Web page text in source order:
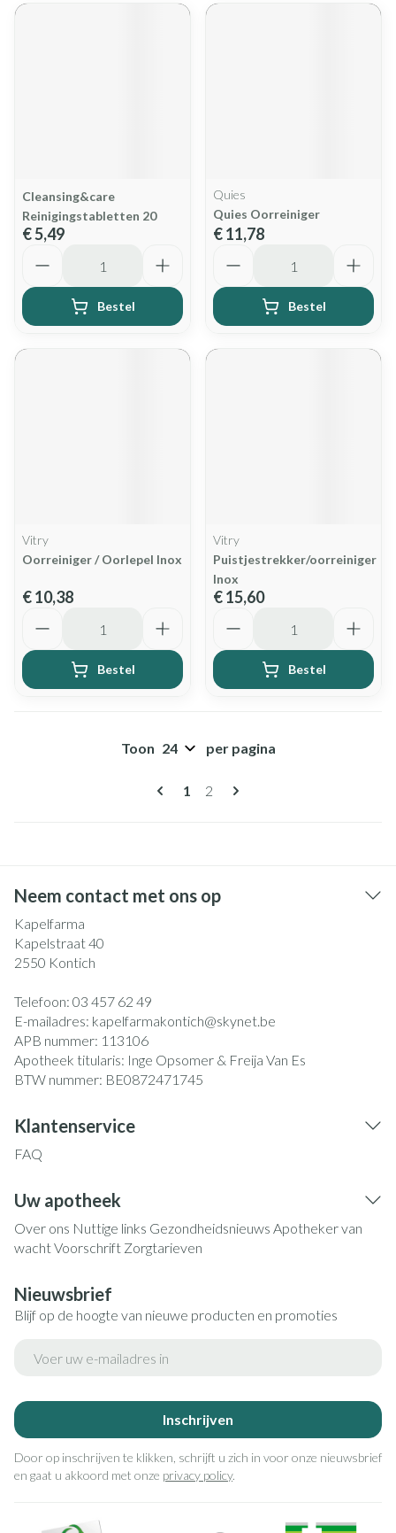
Cleansing&care
Reinigingstabletten 20
€ 5,49
Bestel
Quies
Quies Oorreiniger
€ 11,78
Bestel
Vitry
Oorreiniger / Oorlepel Inox
€ 10,38
Bestel
Vitry
Puistjestrekker/oorreiniger
Inox
€ 15,60
Bestel
Pagina's
U lees momenteel pagina
1 Pagina
2
Toon per pagina
Neem contact met ons op
Kapelfarma
Kapelstraat 40
2550 Kontich
Telefoon: 03 457 62 49
E-mailadres: kapelfarmakontich@skynet.be
APB nummer: 113106
Apotheek titularis: Inge Opsomer & Freija Van Es
BTW nummer: BE0872471745
Klantenservice
FAQ
Uw apotheek
Over ons Nuttige links Gezondheidsnieuws Apotheker van
wachtVoorschrift Zorgtarieven
Nieuwsbrief
Blijf op de hoogte van nieuwe producten en promoties
Inschrijven
Door op inschrijven te klikken, schrijft u zich in voor onze nieuwsbrief
en gaat u akkoord met onze privacy policy.